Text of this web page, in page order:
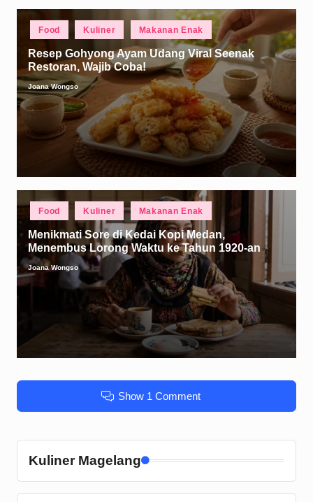
Food Kuliner Makanan Enak
Resep Gohyong Ayam Udang Viral Seenak
Restoran, Wajib Coba!
Posted
by
Joana Wongso
Posted
Food Kuliner Makanan Enak
Menikmati Sore di Kedai Kopi Medan,
Menembus Lorong Waktu ke Tahun 1920-an
Posted
Joana Wongso
Show 1 Comment
Kuliner Magelang